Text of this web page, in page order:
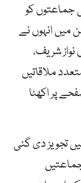
کو
میں انہوں نے
شریف،
ملاقاتیں
پر اکھٹا
تجویز دی گئی